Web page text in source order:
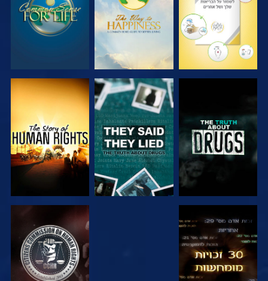
צפה צפה
צפה צפה